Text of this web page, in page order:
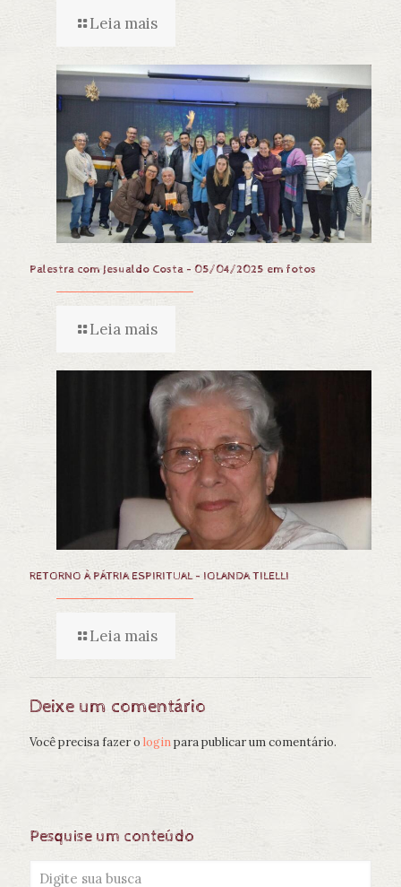
Leia mais
Palestra com Jesualdo Costa – 05/04/2025 em fotos
Leia mais
RETORNO À PÁTRIA ESPIRITUAL – IOLANDA TILELLI
Leia mais
Deixe um comentário
Você precisa fazer o loginpara publicar um comentário.
Pesquise um conteúdo